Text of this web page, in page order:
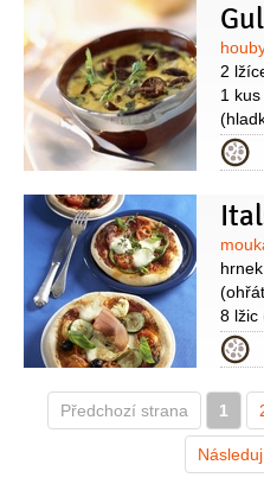
2
1 kus
8 lžic
21
Předchozí strana 1